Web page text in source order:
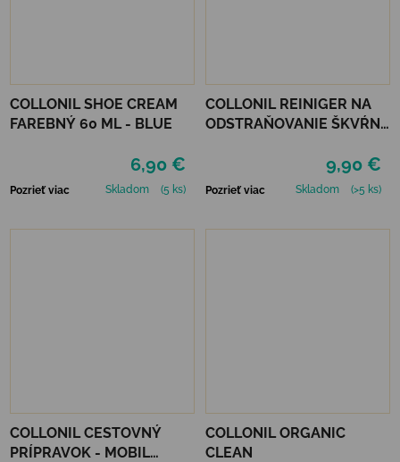
COLLONIL SHOE CREAM
FAREBNÝ 60 ML - BLUE
6,90 €
Pozrieť viac Skladom (5 ks)
COLLONIL REINIGER NA
ODSTRAŇOVANIE ŠKVŔN
9,90 €
Pozrieť viac Skladom (>5 ks)
COLLONIL CESTOVNÝ
PRÍPRAVOK - MOBIL
COLLONIL ORGANIC
CLEAN